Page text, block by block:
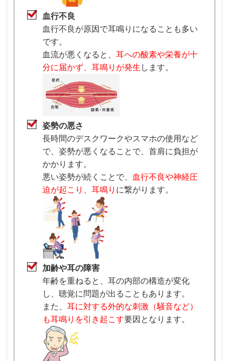
血行不良
血行不良が原因で耳鳴りになることも多い
です。
血流が悪くなると、耳への酸素や栄養が十
分に届かず、耳鳴りが発生 します。
姿勢の悪さ
長時間のデスクワークやスマホの使用など
で、姿勢が悪くなることで、首肩に負担が
かかります。
悪い姿勢が続くことで、
血行不良や神経圧
迫が起こり、耳鳴り に繋がります。
加齢や耳の障害
年齢を重ねると、耳の内部の構造が変化
し、聴覚に問題が出ることもあります。
また、耳に対する外的な刺激（騒音など）
も耳鳴りを引き起こす要因となります。